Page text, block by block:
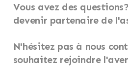
Vous avez des
devenir partenaire de
N'hésitez pas à nous
souhaitez rejoindre